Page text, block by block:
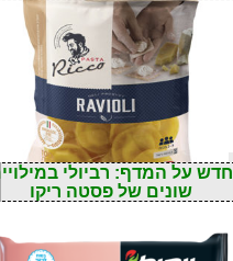
חדש על המדף: רביולי
שונים של פסטה ריקו